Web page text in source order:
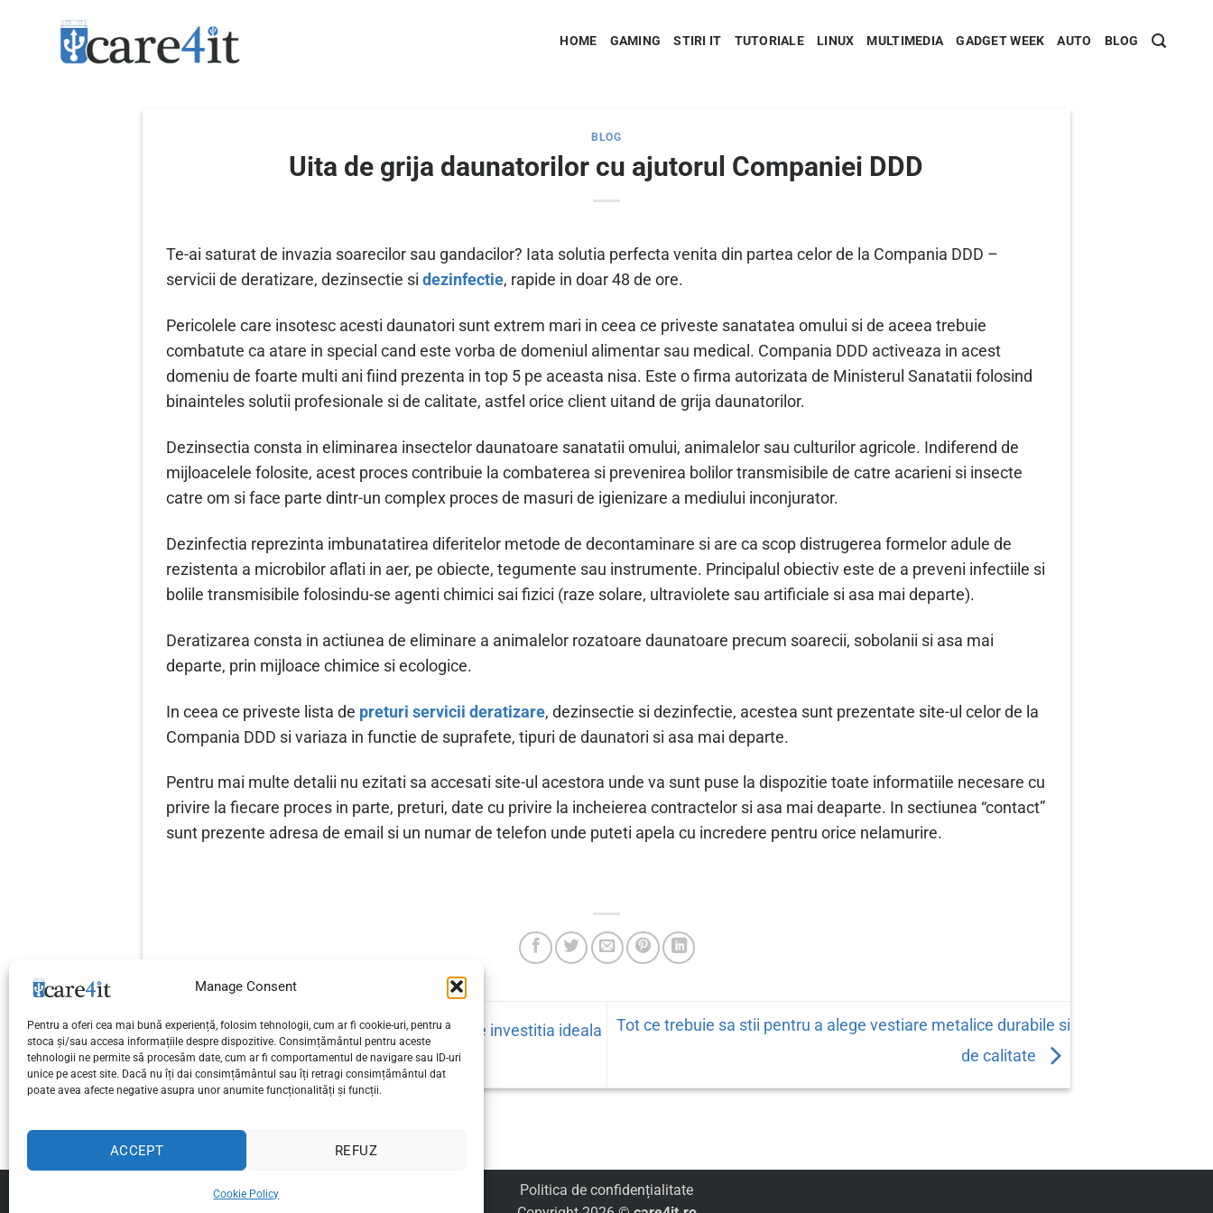
Manage Consent
Pentru a oferi cea mai bună experiență, folosim tehnologii, cum ar fi cookie-uri, pentru a
stoca și/sau accesa informațiile despre dispozitive. Consimțământul pentru aceste
tehnologii ne permite să procesăm date, cum ar fi comportamentul de navigare sau ID-uri
unice pe acest site. Dacă nu îți dai consimțământul sau îți retragi consimțământul dat
poate avea afecte negative asupra unor anumite funcționalități și funcții.
ACCEPT REFUZ
Cookie Policy
HOME GAMING STIRI IT TUTORIALE LINUX MULTIMEDIA GADGET WEEK AUTO BLOG
BLOG
Uita de grija daunatorilor cu ajutorul Companiei DDD
Te-ai saturat de invazia soarecilor sau gandacilor? Iata solutia perfecta venita din partea celor de la Compania DDD –
servicii de deratizare, dezinsectie sidezinfectie, rapide in doar 48 de ore.
Pericolele care insotesc acesti daunatori sunt extrem mari in ceea ce priveste sanatatea omului si de aceea trebuie
combatute ca atare in special cand este vorba de domeniul alimentar sau medical. Compania DDD activeaza in acest
domeniu de foarte multi ani fiind prezenta in top 5 pe aceasta nisa. Este o firma autorizata de Ministerul Sanatatii folosind
binainteles solutii profesionale si de calitate, astfel orice client uitand de grija daunatorilor.
Dezinsectia consta in eliminarea insectelor daunatoare sanatatii omului, animalelor sau culturilor agricole. Indiferend de
mijloacelele folosite, acest proces contribuie la combaterea si prevenirea bolilor transmisibile de catre acarieni si insecte
catre om si face parte dintr-un complex proces de masuri de igienizare a mediului inconjurator.
Dezinfectia reprezinta imbunatatirea diferitelor metode de decontaminare si are ca scop distrugerea formelor adule de
rezistenta a microbilor aflati in aer, pe obiecte, tegumente sau instrumente. Principalul obiectiv este de a preveni infectiile si
bolile transmisibile folosindu-se agenti chimici sai fizici (raze solare, ultraviolete sau artificiale si asa mai departe).
Deratizarea consta in actiunea de eliminare a animalelor rozatoare daunatoare precum soarecii, sobolanii si asa mai
departe, prin mijloace chimice si ecologice.
In ceea ce priveste lista de preturi servicii deratizare, dezinsectie si dezinfectie, acestea sunt prezentate site-ul celor de la
Compania DDD si variaza in functie de suprafete, tipuri de daunatori si asa mai departe.
Pentru mai multe detalii nu ezitati sa accesati site-ul acestora unde va sunt puse la dispozitie toate informatiile necesare cu
privire la fiecare proces in parte, preturi, date cu privire la incheierea contractelor si asa mai deaparte. In sectiunea “contact”
sunt prezente adresa de email si un numar de telefon unde puteti apela cu incredere pentru orice nelamurire.
Iata de ce banda de alergat magnetica este investitia ideala
cand vrei sa slabesti!
Tot ce trebuie sa stii pentru a alege vestiare metalice durabile si
de calitate
Politica de confidențialitate